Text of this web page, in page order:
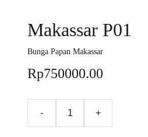
Makassar P01
Bunga Papan Makassar
Rp750000.00
- +